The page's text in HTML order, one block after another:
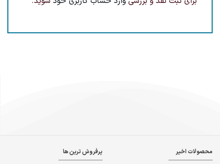
محصولات اخیر پرفروش ترین ها